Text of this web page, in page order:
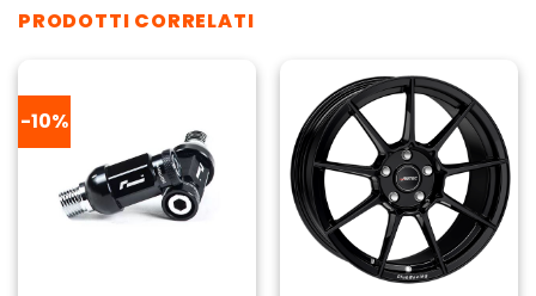
PRODOTTI CORRELATI
-10%